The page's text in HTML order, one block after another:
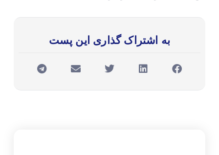
به اشتراک گذاری این پست